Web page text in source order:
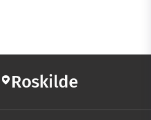
Roskilde